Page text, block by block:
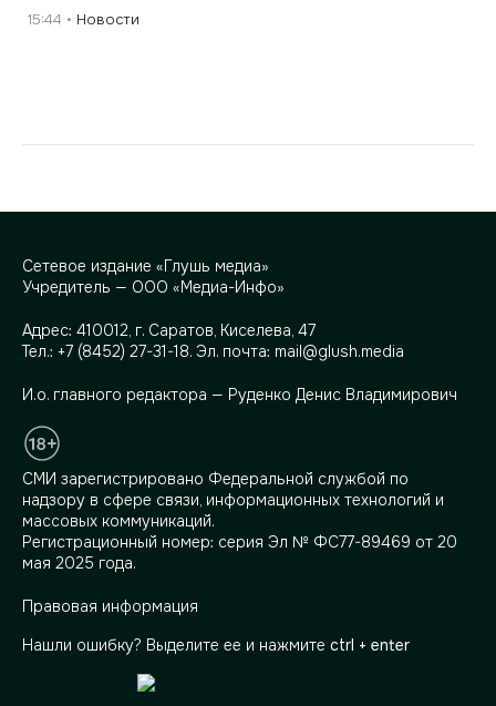
15:44 Новости
Сетевое издание «Глушь медиа»
Учредитель — ООО «Медиа-Инфо»
Адрес: 410012, г. Саратов, Киселева, 47
Тел.: +7 (8452) 27-31-18. Эл. почта: mail@glush.media
И.о. главного редактора — Руденко Денис Владимирович
СМИ зарегистрировано Федеральной службой по
надзору в сфере связи, информационных технологий и
массовых коммуникаций.
Регистрационный номер: серия Эл № ФС77-89469 от 20
мая 2025 года.
Правовая информация
Нашли ошибку? Выделите ее и нажмите ctrl + enter